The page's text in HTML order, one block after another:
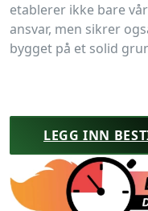
etablerer ikke bare
ansvar, men sikrer
bygget på et solid
LEGG INN